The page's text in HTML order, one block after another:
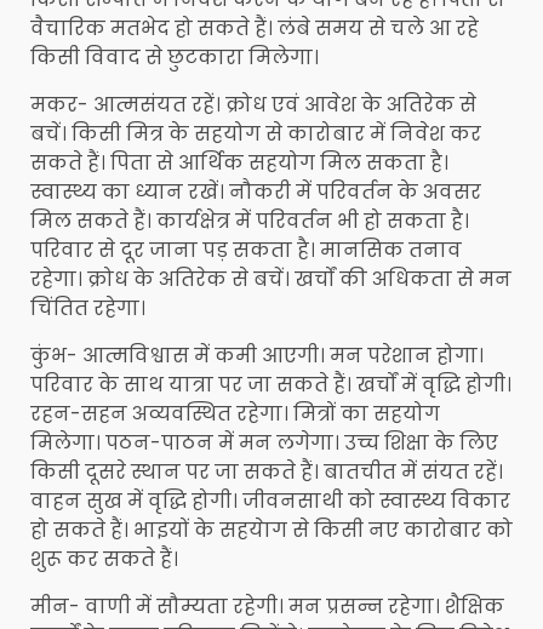
वैचारिक मतभेद हो सकते हैं। लंबे समय से चले आ रहे
किसी विवाद से छुटकारा मिलेगा।
मकर- आत्मसंयत रहें। क्रोध एवं आवेश के अतिरेक से
बचें। किसी मित्र के सहयोग से कारोबार में निवेश कर
सकते हैं। पिता से आर्थिक सहयोग मिल सकता है।
स्वास्थ्य का ध्यान रखें। नौकरी में परिवर्तन के अवसर
मिल सकते हैं। कार्यक्षेत्र में परिवर्तन भी हो सकता है।
परिवार से दूर जाना पड़ सकता है। मानसिक तनाव
रहेगा। क्रोध के अतिरेक से बचें। खर्चों की अधिकता से मन
चिंतित रहेगा।
कुंभ- आत्मविश्वास में कमी आएगी। मन परेशान होगा।
परिवार के साथ यात्रा पर जा सकते हैं। खर्चों में वृद्धि होगी।
रहन-सहन अव्यवस्थित रहेगा। मित्रों का सहयोग
मिलेगा। पठन-पाठन में मन लगेगा। उच्च शिक्षा के लिए
किसी दूसरे स्थान पर जा सकते हैं। बातचीत में संयत रहें।
वाहन सुख में वृद्धि होगी। जीवनसाथी को स्वास्थ्य विकार
हो सकते हैं। भाइयों के सहयेाग से किसी नए कारोबार को
शुरू कर सकते हैं।
मीन- वाणी में सौम्यता रहेगी। मन प्रसन्न रहेगा। शैक्षिक